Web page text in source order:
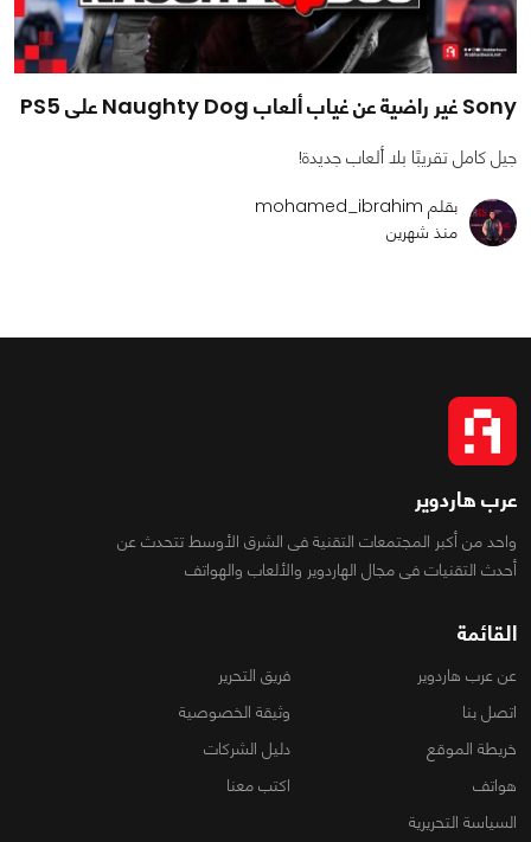
Sony غير راضية عن غياب ألعاب Naughty Dog على PS5
جيل كامل تقريبًا بلا ألعاب جديدة!
بقلم mohamed_ibrahim
منذ شهرين
عرب هاردوير
واحد من أكبر المجتمعات التقنية فى الشرق الأوسط تتحدث عن
أحدث التقنيات فى مجال الهاردوير والألعاب والهواتف
القائمة
عن عرب هاردوير
فريق التحرير
اتصل بنا
وثيقة الخصوصية
خريطة الموقع
دليل الشركات
هواتف
اكتب معنا
السياسة التحريرية